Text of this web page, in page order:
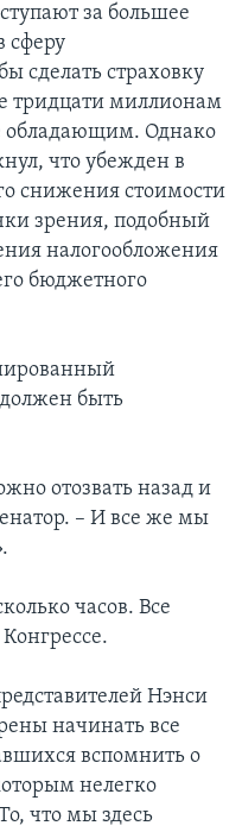
за большее
сферу
сделать страховку
тридцати миллионам
обладающим. Однако
что убежден в
снижения стоимости
зрения, подобный
налогообложения
бюджетного
быть
отозвать назад и
– И все же мы
часов. Все
Нэнси
начинать все
вспомнить о
нелегко
что мы здесь